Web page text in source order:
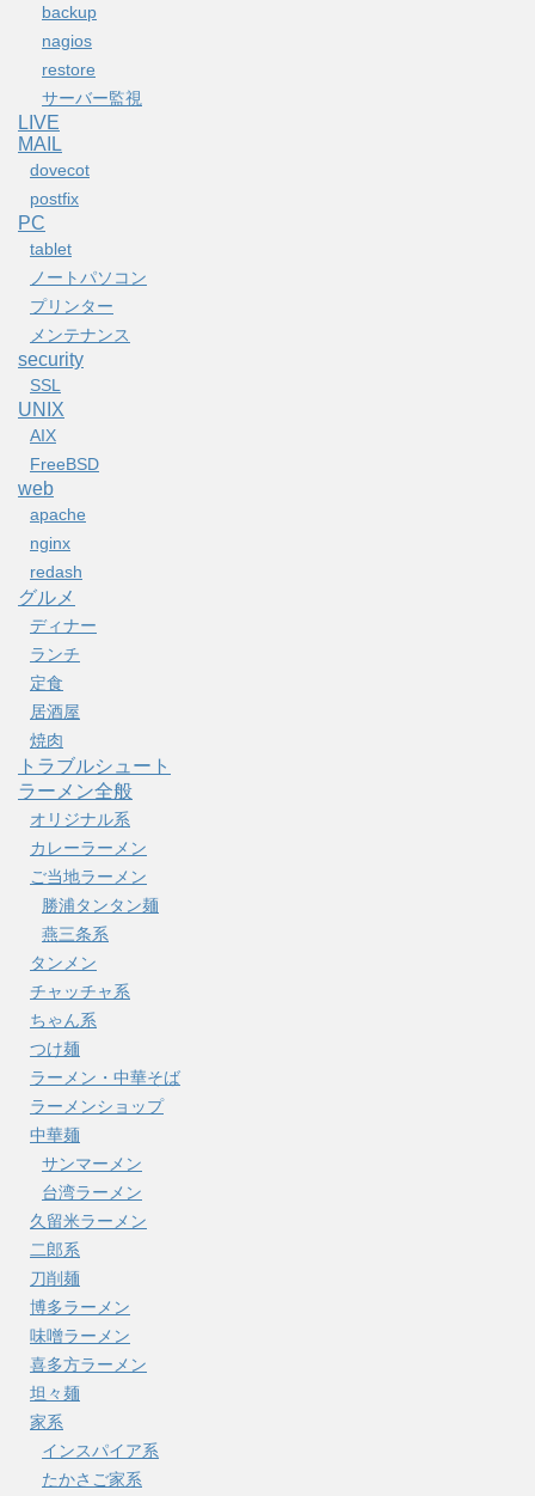
backup
nagios
restore
サーバー監視
LIVE
MAIL
dovecot
postfix
PC
tablet
ノートパソコン
プリンター
メンテナンス
security
SSL
UNIX
AIX
FreeBSD
web
apache
nginx
redash
グルメ
ディナー
ランチ
定食
居酒屋
焼肉
トラブルシュート
ラーメン全般
オリジナル系
カレーラーメン
ご当地ラーメン
勝浦タンタン麺
燕三条系
タンメン
チャッチャ系
ちゃん系
つけ麺
ラーメン・中華そば
ラーメンショップ
中華麺
サンマーメン
台湾ラーメン
久留米ラーメン
二郎系
刀削麺
博多ラーメン
味噌ラーメン
喜多方ラーメン
坦々麺
家系
インスパイア系
たかさご家系